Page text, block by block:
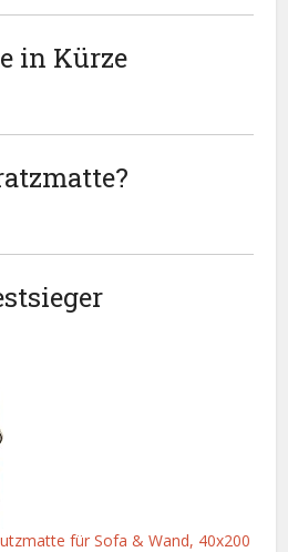
in Kürze
für Sofa & Wand, 40x200